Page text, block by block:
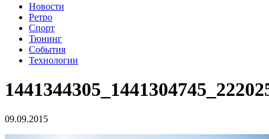
Новости
Ретро
Спорт
Тюнинг
События
Технологии
09.09.2015